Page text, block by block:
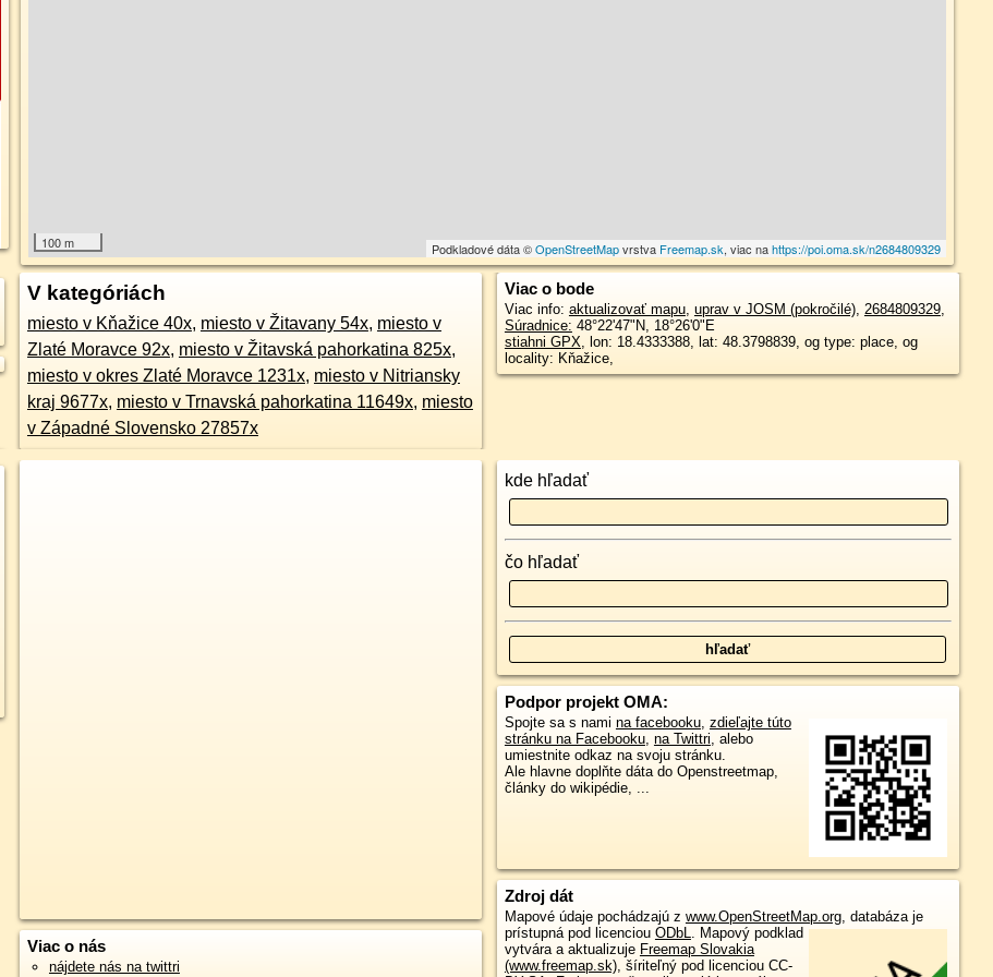
100 m Podkladové dáta ©OpenStreetMapvrstva Freemap.sk, viac nahttps://poi.oma.sk/n2684809329
V kategóriách
miesto v Kňažice 40x, miesto v Žitavany 54x, miesto v
Zlaté Moravce 92x, miesto v Žitavská pahorkatina 825x,
miesto v okres Zlaté Moravce 1231x, miesto v Nitriansky
kraj 9677x, miesto v Trnavská pahorkatina 11649x, miesto
v Západné Slovensko 27857x
Viac o bode
Viac info: aktualizovať mapu, uprav v JOSM (pokročilé), 2684809329,
Súradnice: 48°22'47"N, 18°26'0"E
stiahni GPX, lon: 18.4333388, lat: 48.3798839, og type: place, og
locality: Kňažice,
Viac o nás
nájdete nás na twittri
kde hľadať
čo hľadať
Podpor projekt OMA:
Spojte sa s nami na facebooku, zdieľajte túto
stránku na Facebooku, na Twittri, alebo
umiestnite odkaz na svoju stránku.
Ale hlavne doplňte dáta do Openstreetmap,
články do wikipédie, ...
Zdroj dát
Mapové údaje pochádzajú z www.OpenStreetMap.org, databáza je
prístupná pod licenciou ODbL. Mapový podklad
vytvára a aktualizuje Freemap Slovakia
(www.freemap.sk), šíriteľný pod licenciou CC-